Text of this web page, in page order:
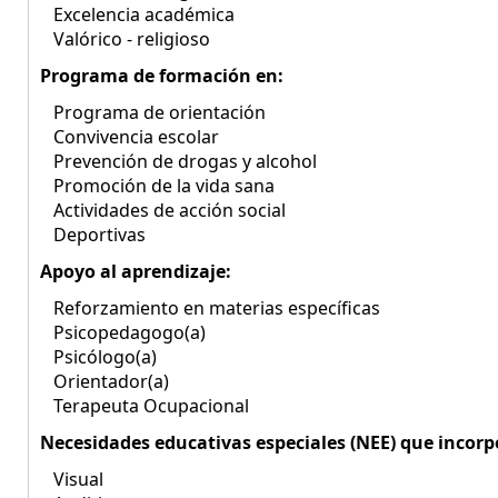
Excelencia académica
Valórico - religioso
Programa de formación en:
Programa de orientación
Convivencia escolar
Prevención de drogas y alcohol
Promoción de la vida sana
Actividades de acción social
Deportivas
Apoyo al aprendizaje:
Reforzamiento en materias específicas
Psicopedagogo(a)
Psicólogo(a)
Orientador(a)
Terapeuta Ocupacional
Necesidades educativas especiales (NEE) que
Visual